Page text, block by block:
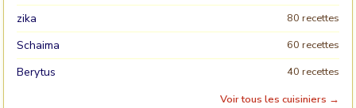
zika 80 recettes
Schaima 60 recettes
Berytus
40 recettes
Voir tous les cuisiniers →